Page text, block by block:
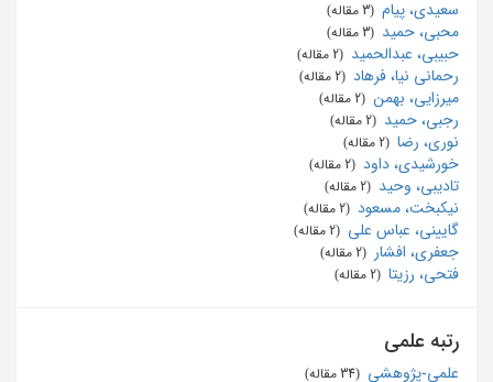
سعیدی، پیام
محبی، حمید
حبیبی، عبدالحمید
رحمانی نیا، فرهاد
میرزایی، بهمن
رجبی، حمید
نوری، رضا
خورشیدی، داود
تادیبی، وحید
نیکبخت، مسعود
گایینی، عباس علی
جعفری، افشار
فتحی، رزیتا
رتبه علمی
علمی-پژوهشی